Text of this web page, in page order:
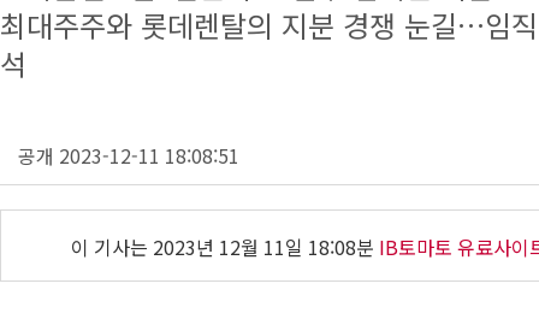
최대주주와 롯데렌탈의 지분 경쟁 눈길…임
석
공개 2023-12-11 18:08:51
이 기사는 2023년 12월 11일 18:08분 IB토마토 유료사이